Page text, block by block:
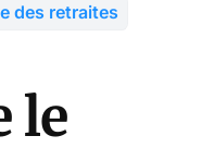
des retraites
le